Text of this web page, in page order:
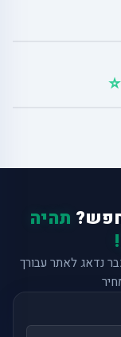
תהיה
נדאג לאתר עבורך